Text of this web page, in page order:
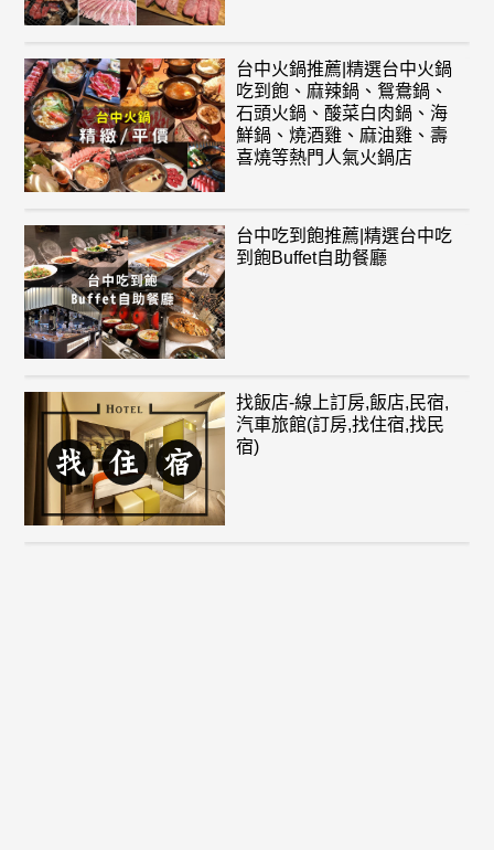
台中火鍋推薦|精選台中火鍋
吃到飽、麻辣鍋、鴛鴦鍋、
石頭火鍋、酸菜白肉鍋、海
鮮鍋、燒酒雞、麻油雞、壽
喜燒等熱門人氣火鍋店
台中吃到飽推薦|精選台中吃
到飽Buffet自助餐廳
找飯店-線上訂房,飯店,民宿,
汽車旅館(訂房,找住宿,找民
宿)